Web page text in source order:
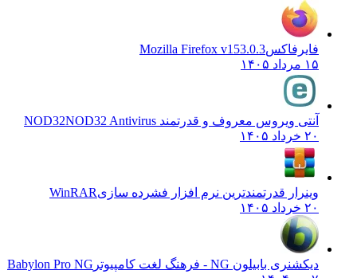
فایرفاکسMozilla Firefox v153.0.3
۱۵ مرداد ۱۴۰۵
آنتی ویروس معروف و قدرتمند NOD32 NOD32 Antivirus
۲۰ خرداد ۱۴۰۵
وینرار قدرتمندترین نرم افزار فشرده سازیWinRAR
۲۰ خرداد ۱۴۰۵
دیکشنری بابیلون NG - فرهنگ لغت کامپیوتر
Babylon Pro NG